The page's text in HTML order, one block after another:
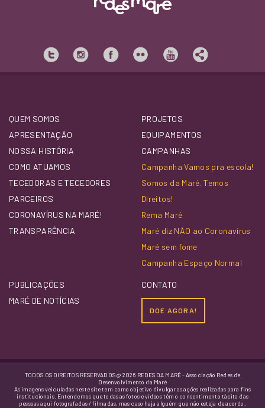
QUEM SOMOS
APRESENTAÇÃO
NOSSA HISTÓRIA
COMO ATUAMOS
TECEDORAS E TECEDORES
PARCEIROS
CORONAVÍRUS NA MARÉ!
TRANSPARÊNCIA
PROJETOS
EQUIPAMENTOS
CAMPANHAS
Campanha Vamos pra escola!
Somos da Maré. Temos
Direitos!
Rema Maré
Maré diz NÃO ao Coronavírus
Maré sem fome
Campanha Espaço Normal
PUBLICAÇÕES
MARÉ DE NOTÍCIAS
CONTATO
DOE AGORA!
TODOS OS DIREITOS RESERVADOS @ 2026 REDES DA MARÉ - Associação Redes de
Desenvolvimento da Maré
As imagens veiculadas neste site tem como objetivo divulgar as ações realizadas para fins
institucionais. Entendemos que todas as fotos e vídeos têm o consentimento tácito das
pessoas aqui fotografadas / filmadas, mas caso haja alguém que não esteja de acordo,